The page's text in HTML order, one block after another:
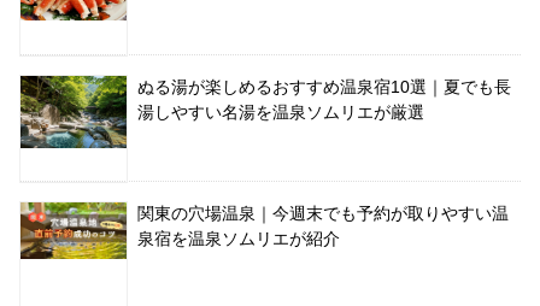
ぬる湯が楽しめるおすすめ温泉宿10選｜夏でも長
湯しやすい名湯を温泉ソムリエが厳選
関東の穴場温泉｜今週末でも予約が取りやすい温
泉宿を温泉ソムリエが紹介